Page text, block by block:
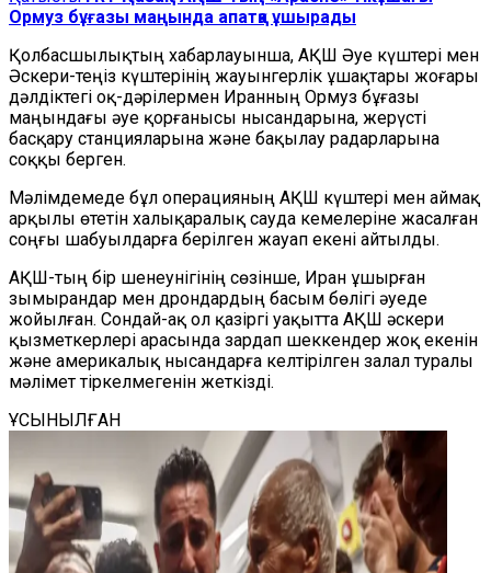
Ормуз бұғазы маңында апатқа ұшырады
Қолбасшылықтың хабарлауынша, АҚШ Әуе күштері мен
Әскери-теңіз күштерінің жауынгерлік ұшақтары жоғары
дәлдіктегі оқ-дәрілермен Иранның Ормуз бұғазы
маңындағы әуе қорғанысы нысандарына, жерүсті
басқару станцияларына және бақылау радарларына
соққы берген.
Мәлімдемеде бұл операцияның АҚШ күштері мен аймақ
арқылы өтетін халықаралық сауда кемелеріне жасалған
соңғы шабуылдарға берілген жауап екені айтылды.
АҚШ-тың бір шенеунігінің сөзінше, Иран ұшырған
зымырандар мен дрондардың басым бөлігі әуеде
жойылған. Сондай-ақ ол қазіргі уақытта АҚШ әскери
қызметкерлері арасында зардап шеккендер жоқ екенін
және америкалық нысандарға келтірілген залал туралы
мәлімет тіркелмегенін жеткізді.
ҰСЫНЫЛҒАН